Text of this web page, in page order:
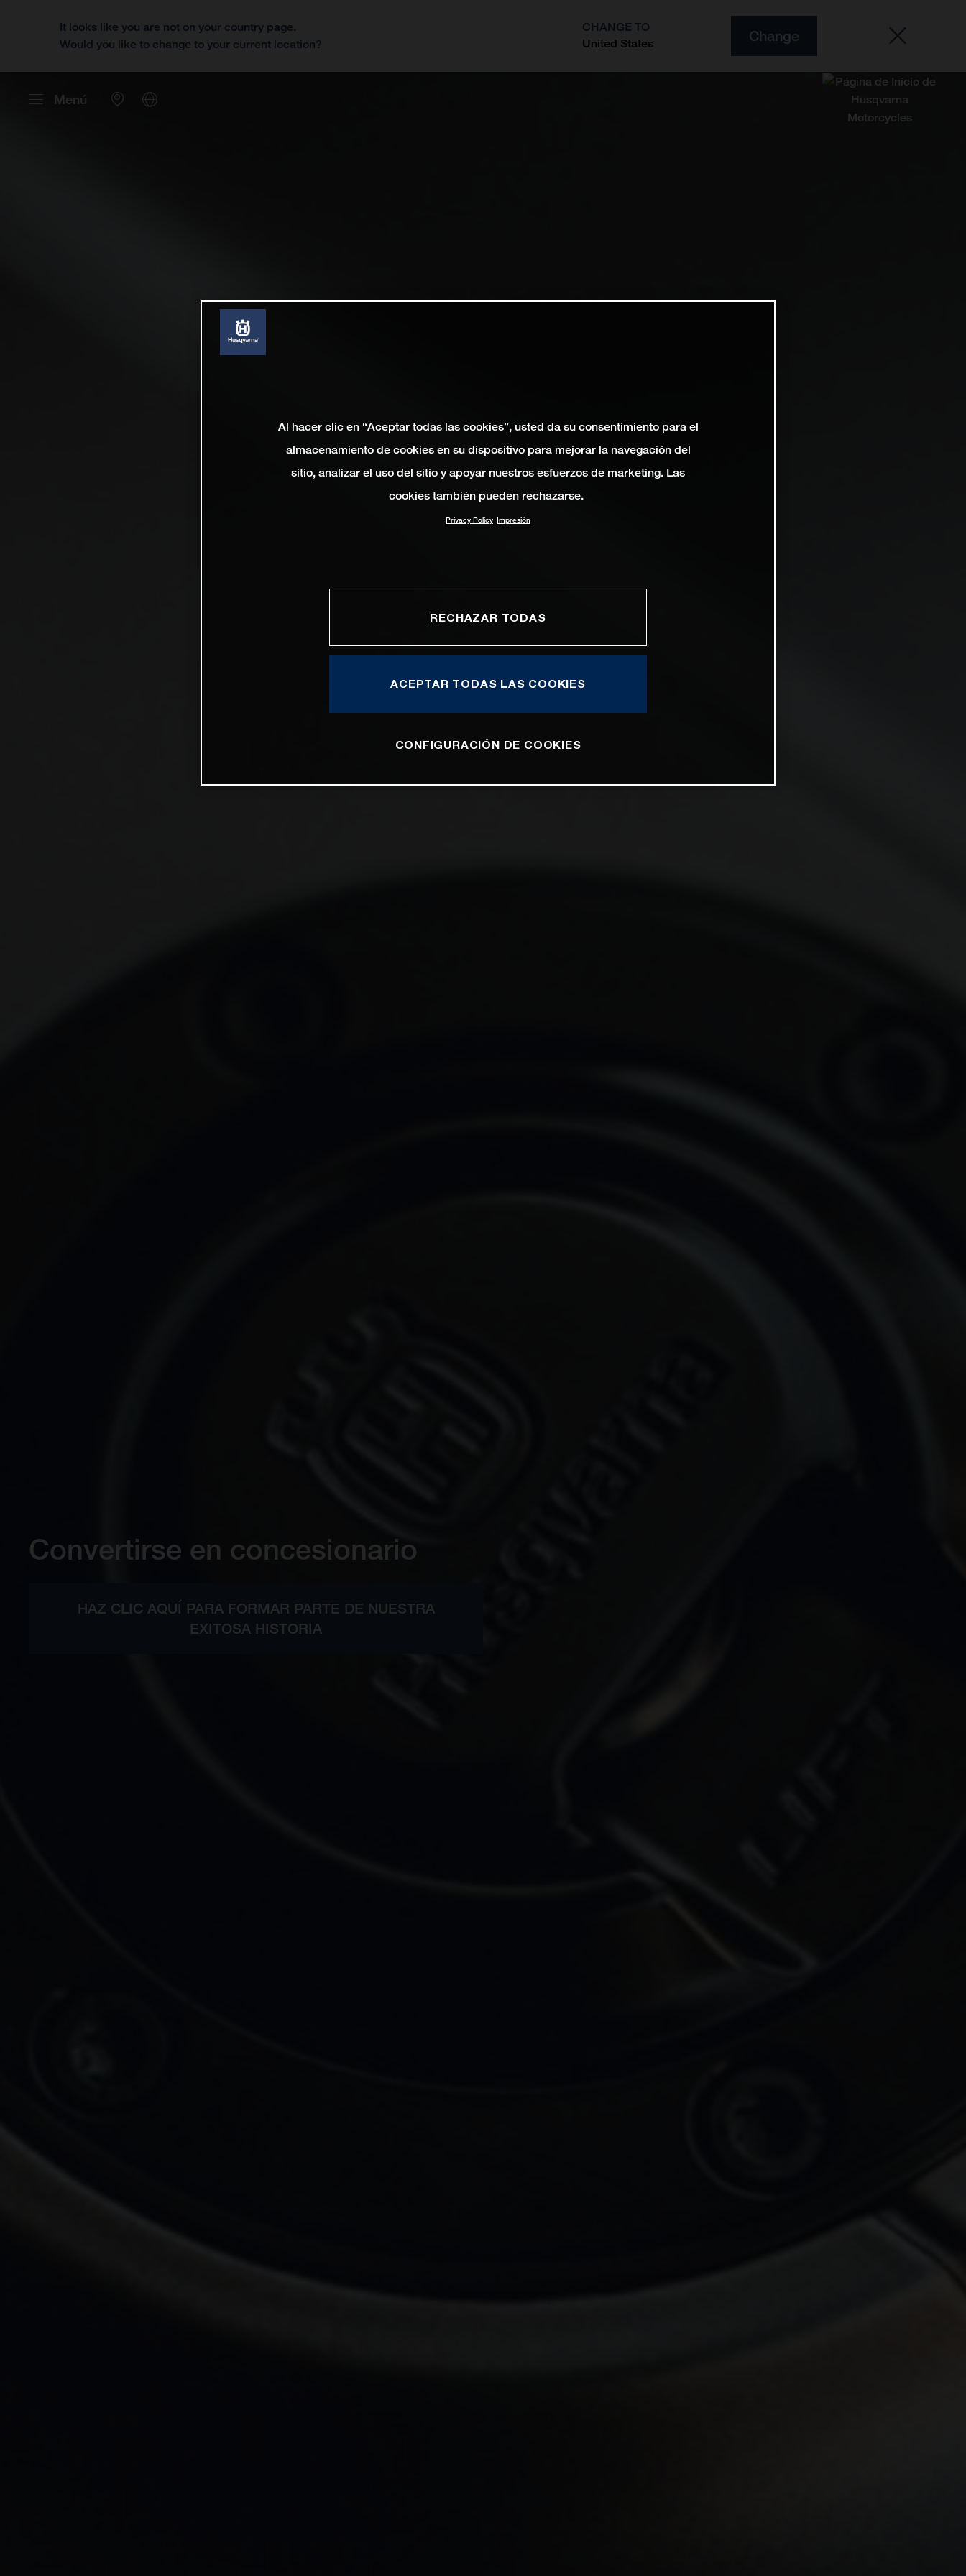
It looks like you are not on your country page.
Would you like to change to your current location?
CHANGE TO
United States
Change
Menú
Convertirse en concesionario
HAZ CLIC AQUÍ PARA FORMAR PARTE DE NUESTRA
EXITOSA HISTORIA
Al hacer clic en “Aceptar todas las cookies”, usted da su consentimiento para el
almacenamiento de cookies en su dispositivo para mejorar la navegación del
sitio, analizar el uso del sitio y apoyar nuestros esfuerzos de marketing. Las
cookies también pueden rechazarse.
Privacy Policy Impresión
RECHAZAR TODAS
ACEPTAR TODAS LAS COOKIES
CONFIGURACIÓN DE COOKIES